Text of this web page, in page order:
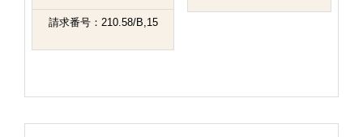
請求番号：210.58/B,15